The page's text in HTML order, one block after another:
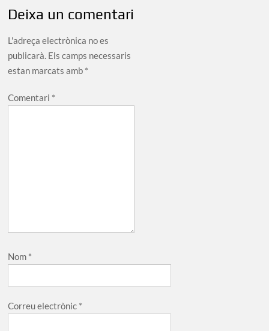
Deixa un comentari
L'adreça electrònica no es
publicarà. Els camps necessaris
estan marcats amb *
Comentari *
Nom *
Correu electrònic *